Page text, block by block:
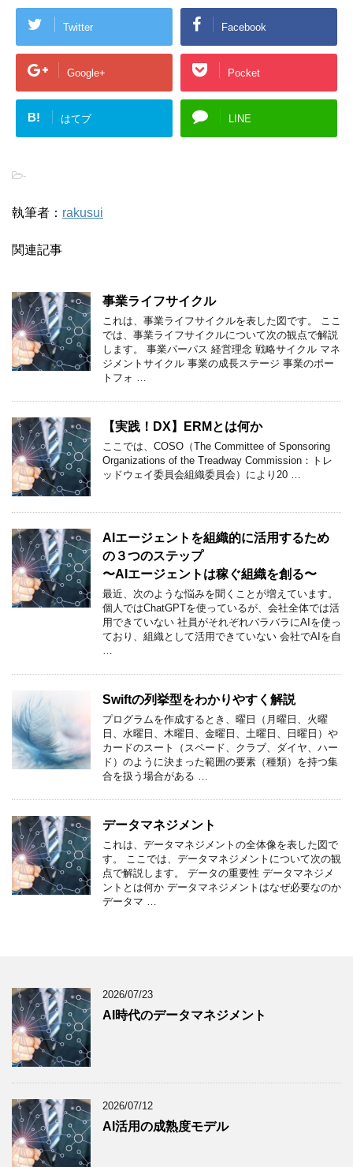
Twitter Facebook
Google+ Pocket
B! はてブ LINE
-
執筆者： rakusui
関連記事
事業ライフサイクル
これは、事業ライフサイクルを表した図です。 ここ
では、事業ライフサイクルについて次の観点で解説
します。 事業パーパス 経営理念 戦略サイクル マネ
ジメントサイクル 事業の成長ステージ 事業のポー
トフォ …
【実践！DX】ERMとは何か
ここでは、COSO（The Committee of Sponsoring
Organizations of the Treadway Commission：トレ
ッドウェイ委員会組織委員会）により20 …
AIエージェントを組織的に活用するため
の３つのステップ
〜AIエージェントは稼ぐ組織を創る〜
最近、次のような悩みを聞くことが増えています。
個人ではChatGPTを使っているが、会社全体では活
用できていない 社員がそれぞれバラバラにAIを使っ
ており、組織として活用できていない 会社でAIを自
…
Swiftの列挙型をわかりやすく解説
プログラムを作成するとき、曜日（月曜日、火曜
日、水曜日、木曜日、金曜日、土曜日、日曜日）や
カードのスート（スペード、クラブ、ダイヤ、ハー
ド）のように決まった範囲の要素（種類）を持つ集
合を扱う場合がある …
データマネジメント
これは、データマネジメントの全体像を表した図で
す。 ここでは、データマネジメントについて次の観
点で解説します。 データの重要性 データマネジメ
ントとは何か データマネジメントはなぜ必要なのか
データマ …
2026/07/23
AI時代のデータマネジメント
2026/07/12
AI活用の成熟度モデル